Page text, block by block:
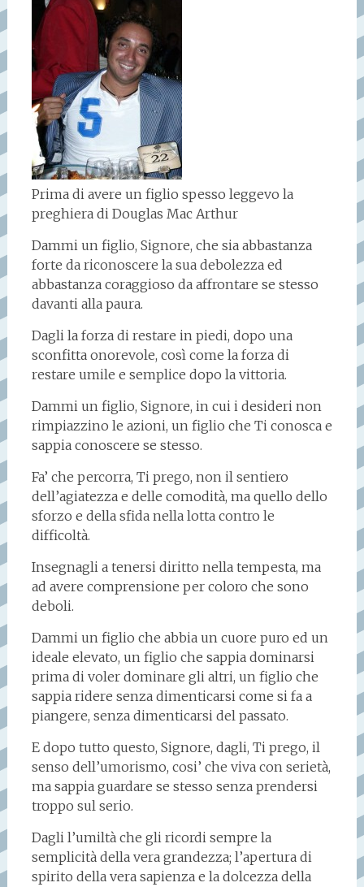
Prima di avere un figlio spesso leggevo la
preghiera di Douglas Mac Arthur
Dammi un figlio, Signore, che sia abbastanza
forte da riconoscere la sua debolezza ed
abbastanza coraggioso da affrontare se stesso
davanti alla paura.
Dagli la forza di restare in piedi, dopo una
sconfitta onorevole, così come la forza di
restare umile e semplice dopo la vittoria.
Dammi un figlio, Signore, in cui i desideri non
rimpiazzino le azioni, un figlio che Ti conosca e
sappia conoscere se stesso.
Fa’ che percorra, Ti prego, non il sentiero
dell’agiatezza e delle comodità, ma quello dello
sforzo e della sfida nella lotta contro le
difficoltà.
Insegnagli a tenersi diritto nella tempesta, ma
ad avere comprensione per coloro che sono
deboli.
Dammi un figlio che abbia un cuore puro ed un
ideale elevato, un figlio che sappia dominarsi
prima di voler dominare gli altri, un figlio che
sappia ridere senza dimenticarsi come si fa a
piangere, senza dimenticarsi del passato.
E dopo tutto questo, Signore, dagli, Ti prego, il
senso dell’umorismo, cosi’ che viva con serietà,
ma sappia guardare se stesso senza prendersi
troppo sul serio.
Dagli l’umiltà che gli ricordi sempre la
semplicità della vera grandezza; l’apertura di
spirito della vera sapienza e la dolcezza della